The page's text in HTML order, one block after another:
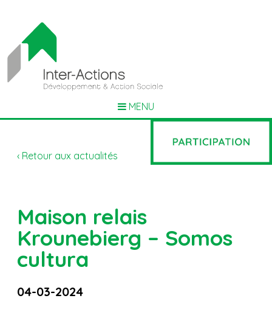
MENU
‹ Retour aux actualités
Maison relais
Krounebierg – Somos
cultura
04-03-2024